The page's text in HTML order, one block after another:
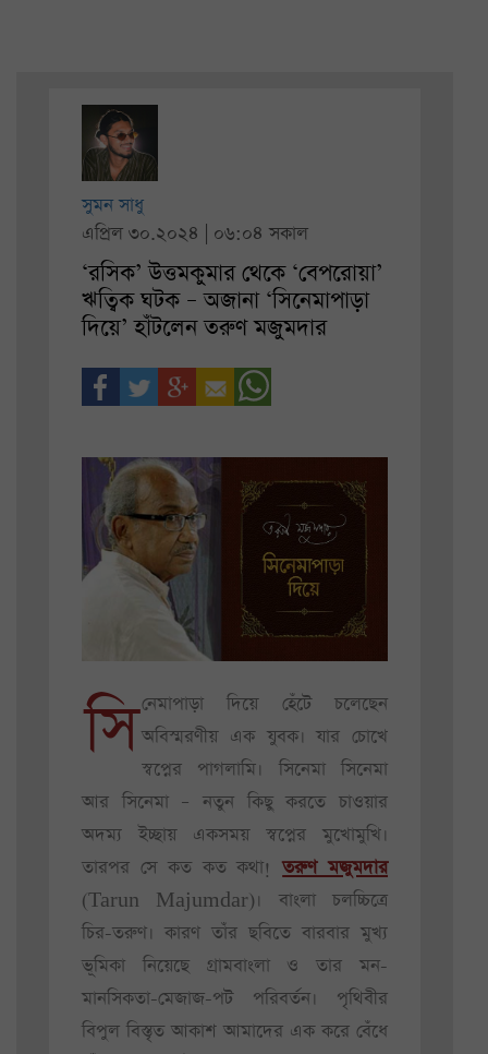
সুমন সাধু
এপ্রিল ৩০.২০২৪ | ০৬:০৪ সকাল
‘রসিক’ উত্তমকুমার থেকে ‘বেপরোয়া’
ঋত্বিক ঘটক – অজানা ‘সিনেমাপাড়া
দিয়ে’ হাঁটলেন তরুণ মজুমদার
সিনেমাপাড়া দিয়ে হেঁটে চলেছেন
অবিস্মরণীয় এক যুবক। যার চোখে
স্বপ্নের পাগলামি। সিনেমা সিনেমা
আর সিনেমা – নতুন কিছু করতে চাওয়ার
অদম্য ইচ্ছায় একসময় স্বপ্নের মুখোমুখি।
তারপর সে কত কত কথা!তরুণ মজুমদার
(Tarun Majumdar)। বাংলা চলচ্চিত্রে
চির-তরুণ। কারণ তাঁর ছবিতে বারবার মুখ্য
ভূমিকা নিয়েছে গ্রামবাংলা ও তার মন-
মানসিকতা-মেজাজ-পট পরিবর্তন। পৃথিবীর
বিপুল বিস্তৃত আকাশ আমাদের এক করে বেঁধে